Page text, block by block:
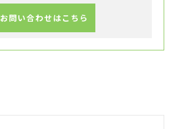
お問い合わせはこちら